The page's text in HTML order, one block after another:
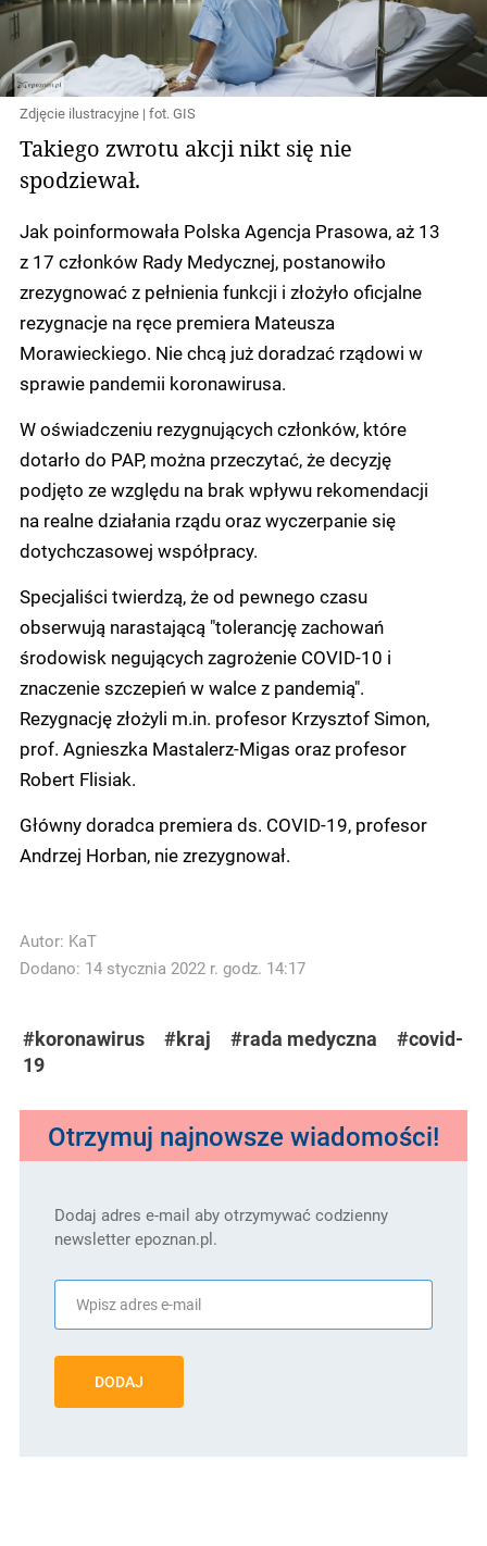
Zdjęcie ilustracyjne | fot. GIS
Takiego zwrotu akcji nikt się nie
spodziewał.
Jak poinformowała Polska Agencja Prasowa, aż 13
z 17 członków Rady Medycznej, postanowiło
zrezygnować z pełnienia funkcji i złożyło oficjalne
rezygnacje na ręce premiera Mateusza
Morawieckiego. Nie chcą już doradzać rządowi w
sprawie pandemii koronawirusa.
W oświadczeniu rezygnujących członków, które
dotarło do PAP, można przeczytać, że decyzję
podjęto ze względu na brak wpływu rekomendacji
na realne działania rządu oraz wyczerpanie się
dotychczasowej współpracy.
Specjaliści twierdzą, że od pewnego czasu
obserwują narastającą "tolerancję zachowań
środowisk negujących zagrożenie COVID-10 i
znaczenie szczepień w walce z pandemią".
Rezygnację złożyli m.in. profesor Krzysztof Simon,
prof. Agnieszka Mastalerz-Migas oraz profesor
Robert Flisiak.
Główny doradca premiera ds. COVID-19, profesor
Andrzej Horban, nie zrezygnował.
Autor: KaT
Dodano: 14 stycznia 2022 r. godz. 14:17
#koronawirus #kraj #rada medyczna
#covid-
19
Otrzymuj najnowsze wiadomości!
Dodaj adres e-mail aby otrzymywać codzienny
newsletter epoznan.pl.
DODAJ